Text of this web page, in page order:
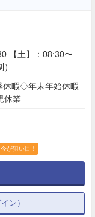
【土】：08:30〜
暇◇年末年始休暇
休業
今が狙い目！
ン）